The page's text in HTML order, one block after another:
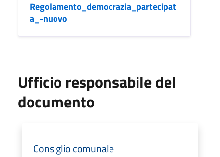
Regolamento_democrazia_partecipat
a_-nuovo
Ufficio responsabile del
documento
Consiglio comunale